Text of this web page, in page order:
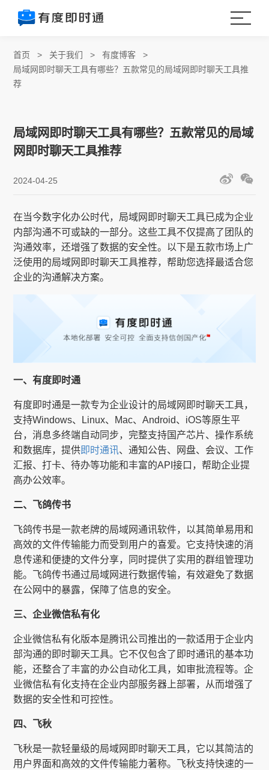
首页 > 关于我们 >有度博客 >
局域网即时聊天工具有哪些？五款常见的局域网即时聊天工具推
荐
局域网即时聊天工具有哪些？五款常见的局域
网即时聊天工具推荐
2024-04-25
在当今数字化办公时代，局域网即时聊天工具已成为企业
内部沟通不可或缺的一部分。这些工具不仅提高了团队的
沟通效率，还增强了数据的安全性。以下是五款市场上广
泛使用的局域网即时聊天工具推荐，帮助您选择最适合您
企业的沟通解决方案。
一、有度即时通
有度即时通是一款专为企业设计的局域网即时聊天工具，
支持Windows、Linux、Mac、Android、iOS等原生平
台，消息多终端自动同步，完整支持国产芯片、操作系统
和数据库，提供即时通讯、通知公告、网盘、会议、工作
汇报、打卡、待办等功能和丰富的API接口，帮助企业提
高办公效率。
二、飞鸽传书
飞鸽传书是一款老牌的局域网通讯软件，以其简单易用和
高效的文件传输能力而受到用户的喜爱。它支持快速的消
息传递和便捷的文件分享，同时提供了实用的群组管理功
能。飞鸽传书通过局域网进行数据传输，有效避免了数据
在公网中的暴露，保障了信息的安全。
三、企业微信私有化
企业微信私有化版本是腾讯公司推出的一款适用于企业内
部沟通的即时聊天工具。它不仅包含了即时通讯的基本功
能，还整合了丰富的办公自动化工具，如审批流程等。企
业微信私有化支持在企业内部服务器上部署，从而增强了
数据的安全性和可控性。
四、飞秋
飞秋是一款轻量级的局域网即时聊天工具，它以其简洁的
用户界面和高效的文件传输能力著称。飞秋支持快速的一